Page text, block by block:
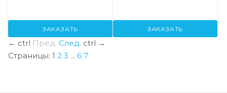
ЗАКАЗАТЬ ЗАКАЗАТЬ
← ctrl Пред. След. ctrl →
Страницы: 1 2 3 ... 6 7